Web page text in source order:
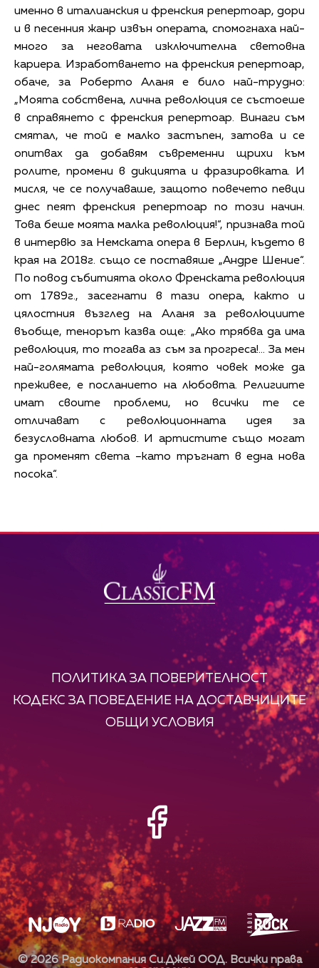
именно в италианския и френския репертоар, дори
и в песенния жанр извън операта, спомогнаха най-
много за неговата изключителна световна
кариера. Изработването на френския репертоар,
обаче, за Роберто Аланя е било най-трудно:
„Моята собствена, лична революция се състоеше
в справянето с френския репертоар. Винаги съм
смятал, че той е малко застъпен, затова и се
опитвах да добавям съвременни щрихи към
ролите, промени в дикцията и фразировката. И
мисля, че се получаваше, защото повечето певци
днес пеят френския репертоар по този начин.
Това беше моята малка революция!“, признава той
в интервю за Немската опера в Берлин, където в
края на 2018г. също се поставяше „Андре Шение“.
По повод събитията около Френската революция
от 1789г., засегнати в тази опера, както и
цялостния възглед на Аланя за революциите
въобще, тенорът казва още: „Ако трябва да има
революция, то тогава аз съм за прогреса!… За мен
най-голямата революция, която човек може да
преживее, е посланието на любовта. Религиите
имат своите проблеми, но всички те се
отличават с революционната идея за
безусловната любов. И артистите също могат
да променят света –като тръгнат в една нова
посока“.
ПОЛИТИКА ЗА ПОВЕРИТЕЛНОСТ
КОДЕКС ЗА ПОВЕДЕНИЕ НА ДОСТАВЧИЦИТЕ
ОБЩИ УСЛОВИЯ
©2026Радиокомпания Си.Джей ООД. Всички права